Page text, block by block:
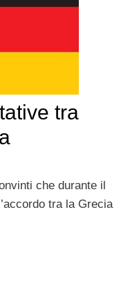
tra
che durante il
tra la Grecia